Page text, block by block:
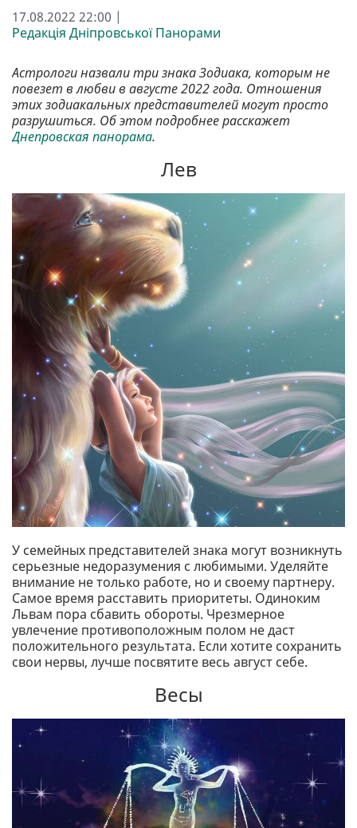
17.08.2022 22:00 |
Редакція Дніпровської Панорами
Астрологи назвали три знака Зодиака, которым не
повезет в любви в августе 2022 года. Отношения
этих зодиакальных представителей могут просто
разрушиться. Об этом подробнее расскажет
Днепровская панорама.
Лев
У семейных представителей знака могут возникнуть
серьезные недоразумения с любимыми. Уделяйте
внимание не только работе, но и своему партнеру.
Самое время расставить приоритеты. Одиноким
Львам пора сбавить обороты. Чрезмерное
увлечение противоположным полом не даст
положительного результата. Если хотите сохранить
свои нервы, лучше посвятите весь август себе.
Весы